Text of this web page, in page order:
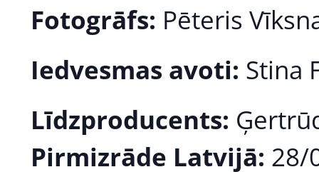
Fotogrāfs: Pēteris
Iedvesmas avoti: Stina
Līdzproducents:
Pirmizrāde Latvijā: 28/